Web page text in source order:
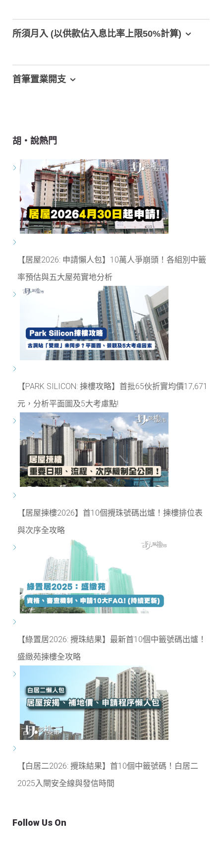
所須月入 (以供款佔入息比率上限50%計算)
首筆置業開支
胡‧說熱門
【居屋2026: 申請懶人包】10萬人爭崩頭！各組別中籤
率預估與五大屋苑實地分析
【PARK SILICON: 揀樓攻略】首批65伙折實均價17,671
元，分析平面圖及5大考慮點!
【居屋揀樓2026】首10個攪珠號碼出爐！揀樓排位表
與次序全攻略
【綠置居2026: 攪珠結果】最新首10個中籤號碼出爐！
盛緻苑揀樓全攻略
【白居二2026: 攪珠結果】首10個中籤號碼！白居二
2025入閘安全線與發信時間
Follow Us On